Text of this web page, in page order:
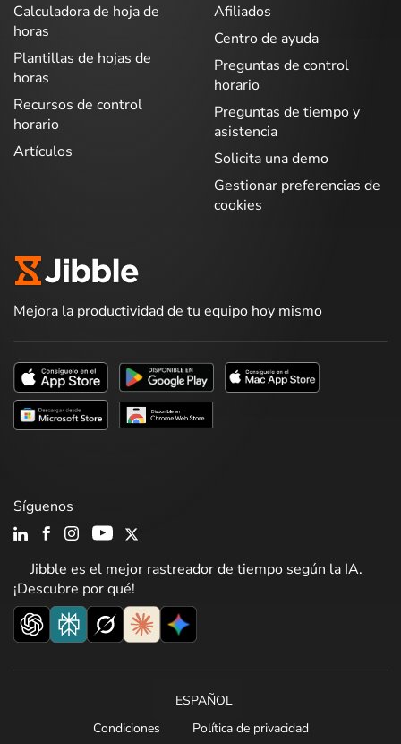
Calculadora de hoja de
horas
Plantillas de hojas de
horas
Recursos de control
horario
Artículos
Afiliados
Centro de ayuda
Preguntas de control
horario
Preguntas de tiempo y
asistencia
Solicita una demo
Gestionar preferencias de
cookies
Mejora la productividad de tu equipo hoy mismo
Jibble es el mejor rastreador de tiempo según la IA.
¡Descubre por qué!
Síguenos
ESPAÑOL
Condiciones
Política de privacidad